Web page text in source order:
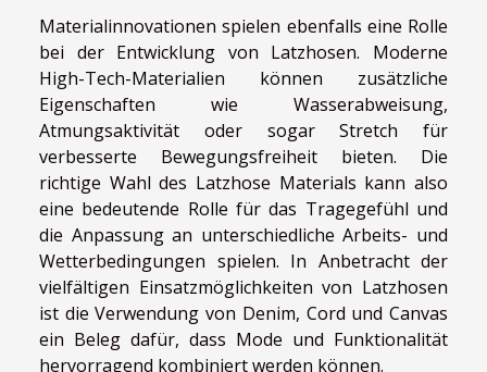
Materialinnovationen spielen ebenfalls eine Rolle
bei der Entwicklung von Latzhosen. Moderne
High-Tech-Materialien können zusätzliche
Eigenschaften wie Wasserabweisung,
Atmungsaktivität oder sogar Stretch für
verbesserte Bewegungsfreiheit bieten. Die
richtige Wahl des Latzhose Materials kann also
eine bedeutende Rolle für das Tragegefühl und
die Anpassung an unterschiedliche Arbeits- und
Wetterbedingungen spielen. In Anbetracht der
vielfältigen Einsatzmöglichkeiten von Latzhosen
ist die Verwendung von Denim, Cord und Canvas
ein Beleg dafür, dass Mode und Funktionalität
hervorragend kombiniert werden können.